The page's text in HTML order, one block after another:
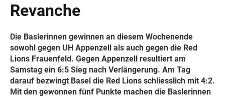
Revanche
Die Baslerinnen gewinnen an diesem Wochenende
sowohl gegen UH Appenzell als auch gegen die Red
Lions Frauenfeld. Gegen Appenzell resultiert am
Samstag ein 6:5 Sieg nach Verlängerung. Am Tag
darauf bezwingt Basel die Red Lions schliesslich mit 4:2.
Mit den gewonnen fünf Punkte machen die Baslerinnen